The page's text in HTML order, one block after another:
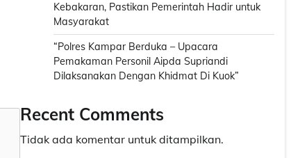
Kebakaran, Pastikan Pemerintah Hadir untuk
Masyarakat
“Polres Kampar Berduka – Upacara
Pemakaman Personil Aipda Supriandi
Dilaksanakan Dengan Khidmat Di Kuok”
Recent Comments
Tidak ada komentar untuk ditampilkan.